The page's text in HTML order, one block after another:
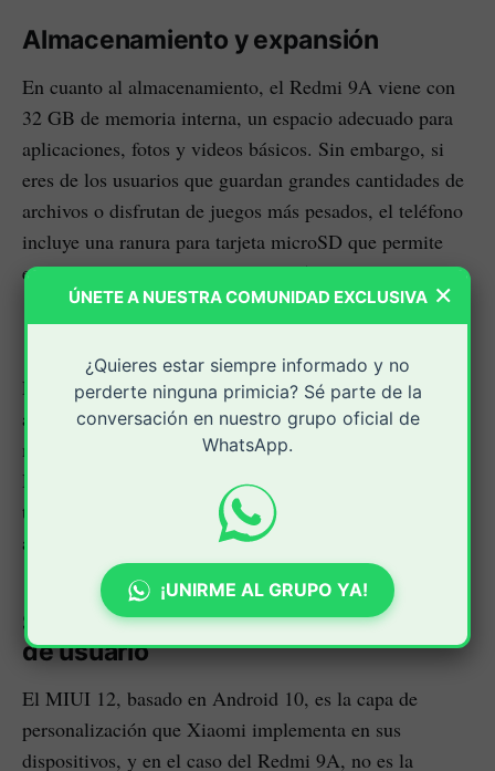
Almacenamiento y expansión
En cuanto al almacenamiento, el Redmi 9A viene con
32 GB de memoria interna, un espacio adecuado para
aplicaciones, fotos y videos básicos. Sin embargo, si
eres de los usuarios que guardan grandes cantidades de
archivos o disfrutan de juegos más pesados, el teléfono
incluye una ranura para tarjeta microSD que permite
expandir el almacenamiento hasta 512 GB.
Esta opción es clave para quienes necesitan espacio
adicional sin pagar el precio elevado de un modelo con
mayor memoria interna. Gracias a esta característica, el
Redmi 9A se adapta a las necesidades de diferentes
tipos de usuarios, permitiendo personalizar el
almacenamiento de acuerdo a lo que cada uno requiera.
Sistema operativo MIUI y experiencia
de usuario
El MIUI 12, basado en Android 10, es la capa de
personalización que Xiaomi implementa en sus
dispositivos, y en el caso del Redmi 9A, no es la
×
ÚNETE A NUESTRA COMUNIDAD EXCLUSIVA
¿Quieres estar siempre informado y no
perderte ninguna primicia? Sé parte de la
conversación en nuestro grupo oficial de
WhatsApp.
¡UNIRME AL GRUPO YA!